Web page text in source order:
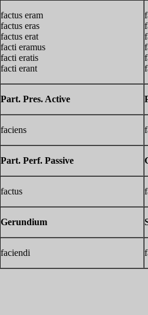
factus eram
factus eras
factus erat
facti eramus
facti eratis
facti erant
Part. Pres. Active
faciens
Part. Perf. Passive
factus
Gerundium
faciendi